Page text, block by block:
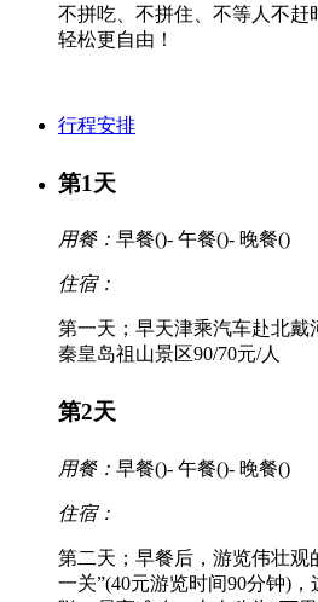
不拼吃、不拼住、不等人不赶
轻松更自由！
行程安排
第1天
用餐： 早餐()- 午餐()- 晚餐()
住宿：
第一天；早天津乘汽车赴北戴
秦皇岛祖山景区90/70元/人
第2天
用餐： 早餐()- 午餐()- 晚餐()
住宿：
第二天；早餐后，游览伟壮
一关”(40元游览时间90分钟)